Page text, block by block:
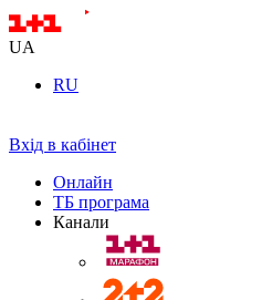
UA
RU
Вхід в кабінет
Онлайн
ТБ програма
Канали